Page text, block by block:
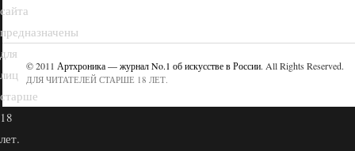
© 2011 Артхроника — журнал No.1 об искусстве в России. All Rights Reserved.
ДЛЯ ЧИТАТЕЛЕЙ СТАРШЕ 18 ЛЕТ.
сайта
предназначены
для
лиц
старше
18
лет.